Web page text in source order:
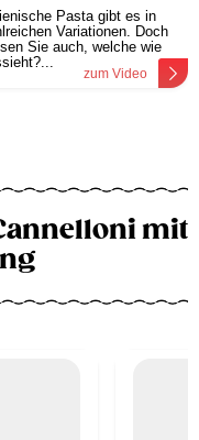
Pasta gibt es in
Variationen. Doch
Sie auch, welche wie
zum Video
mit